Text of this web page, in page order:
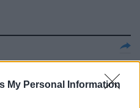
My Personal Information
sue rose